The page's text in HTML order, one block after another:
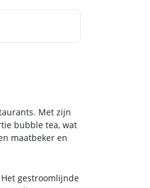
Met zijn
bubble tea, wat
maatbeker en
gestroomlijnde